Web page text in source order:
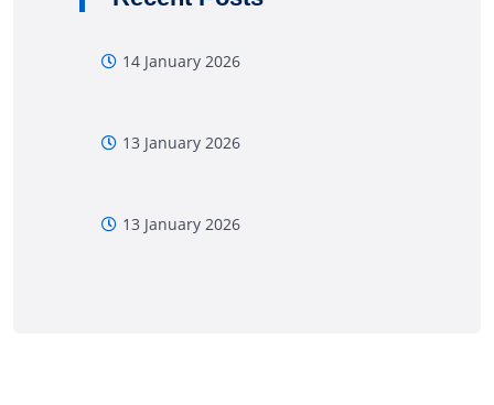
14 January 2026
13 January 2026
13 January 2026